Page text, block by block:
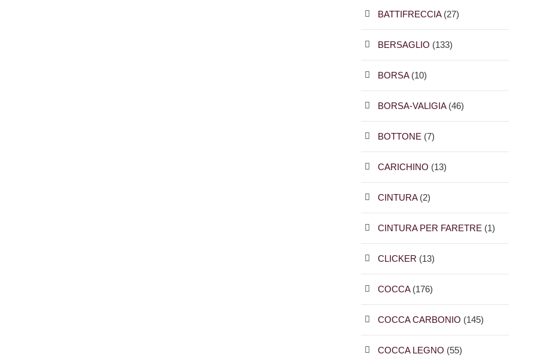
BATTIFRECCIA (27)
BERSAGLIO (133)
BORSA (10)
BORSA-VALIGIA (46)
BOTTONE (7)
CARICHINO (13)
CINTURA (2)
CINTURA PER FARETRE (1)
CLICKER (13)
COCCA (176)
COCCA CARBONIO (145)
COCCA LEGNO (55)